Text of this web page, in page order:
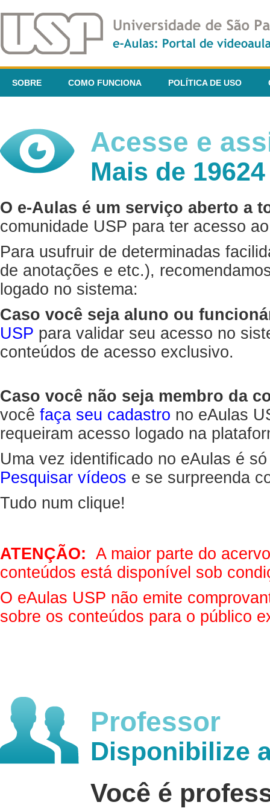
SOBRE COMO FUNCIONA POLÍTICA DE USO
Acesse e
Mais de
O e-Aulas é um serviço aberto a
comunidade USP para ter acesso
Para usufruir de determinadas
de anotações e etc.),
logado no sistema:
Caso você seja aluno ou
USP para validar seu acesso no
conteúdos de acesso exclusivo.
Caso você não seja membro da
você faça seu cadastro no eAulas
requeiram acesso logado na
Uma vez identificado no eAulas é
Pesquisar vídeos e se surpreenda
Tudo num clique!
ATENÇÃO: A maior parte do
conteúdos está disponível sob
O eAulas USP não emite
sobre os conteúdos para o público
Professor
Disponibilize
Você é